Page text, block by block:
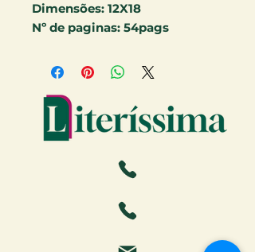
Dimensões: 12X18
Nº de paginas: 54pags